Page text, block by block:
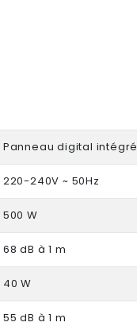
Panneau digital intégré
220-240V ~ 50Hz
500 W
68 dB à 1 m
40 W
55 dB à 1 m